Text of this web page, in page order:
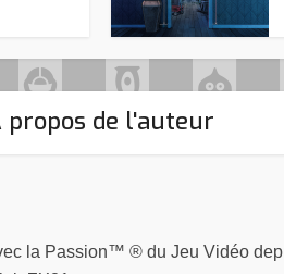
propos de l'auteur
la Passion™ ® du Jeu Vidéo